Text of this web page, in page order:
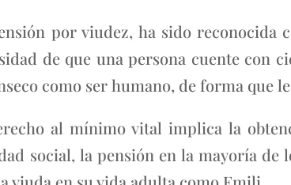
por viudez, ha sido reconocida
de que una persona cuente con
como ser humano, de forma que
al mínimo vital implica la
social, la pensión en la mayoría de